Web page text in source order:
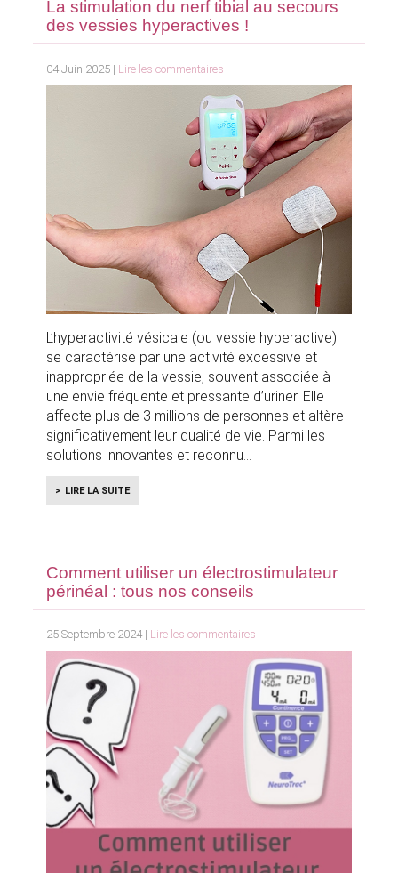
La stimulation du nerf tibial au secours
des vessies hyperactives !
04 Juin 2025 | Lire les commentaires
L’hyperactivité vésicale (ou vessie hyperactive)
se caractérise par une activité excessive et
inappropriée de la vessie, souvent associée à
une envie fréquente et pressante d’uriner. Elle
affecte plus de 3 millions de personnes et altère
significativement leur qualité de vie. Parmi les
solutions innovantes et reconnu
LIRE LA SUITE
Comment utiliser un électrostimulateur
périnéal : tous nos conseils
25 Septembre 2024 | Lire les commentaires